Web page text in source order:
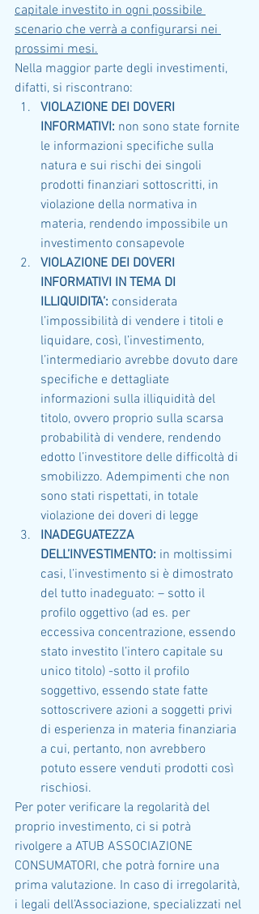
capitale investito in ogni possibile
scenario che verrà a configurarsi nei
prossimi mesi.
Nella maggior parte degli investimenti,
difatti, si riscontrano:
VIOLAZIONE DEI DOVERI
INFORMATIVI: non sono state fornite
le informazioni specifiche sulla
natura e sui rischi dei singoli
prodotti finanziari sottoscritti, in
violazione della normativa in
materia, rendendo impossibile un
investimento consapevole
VIOLAZIONE DEI DOVERI
INFORMATIVI IN TEMA DI
ILLIQUIDITA’: considerata
l’impossibilità di vendere i titoli e
liquidare, così, l’investimento,
l’intermediario avrebbe dovuto dare
specifiche e dettagliate
informazioni sulla illiquidità del
titolo, ovvero proprio sulla scarsa
probabilità di vendere, rendendo
edotto l’investitore delle difficoltà di
smobilizzo. Adempimenti che non
sono stati rispettati, in totale
violazione dei doveri di legge
INADEGUATEZZA
DELL’INVESTIMENTO: in moltissimi
casi, l’investimento si è dimostrato
del tutto inadeguato: – sotto il
profilo oggettivo (ad es. per
eccessiva concentrazione, essendo
stato investito l’intero capitale su
unico titolo) -sotto il profilo
soggettivo, essendo state fatte
sottoscrivere azioni a soggetti privi
di esperienza in materia finanziaria
a cui, pertanto, non avrebbero
potuto essere venduti prodotti così
rischiosi.
Per poter verificare la regolarità del
proprio investimento, ci si potrà
rivolgere a ATUB ASSOCIAZIONE
CONSUMATORI, che potrà fornire una
prima valutazione. In caso di irregolarità,
i legali dell’Associazione, specializzati nel